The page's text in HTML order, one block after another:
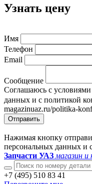
Узнать цену
Имя
Телефон
Email
Сообщение
Соглашаюсь с
данных и с политикой
magazinuaz.ru/politika-
Отправить
Нажимая кнопку
персональных данных и
Запчасти УАЗ магазин и
+7 (495) 510 83 41